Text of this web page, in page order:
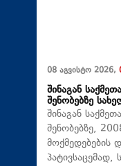
08 აგვისტო 2026,
შინაგან
შენობებზე
შინაგან
შენობებზე,